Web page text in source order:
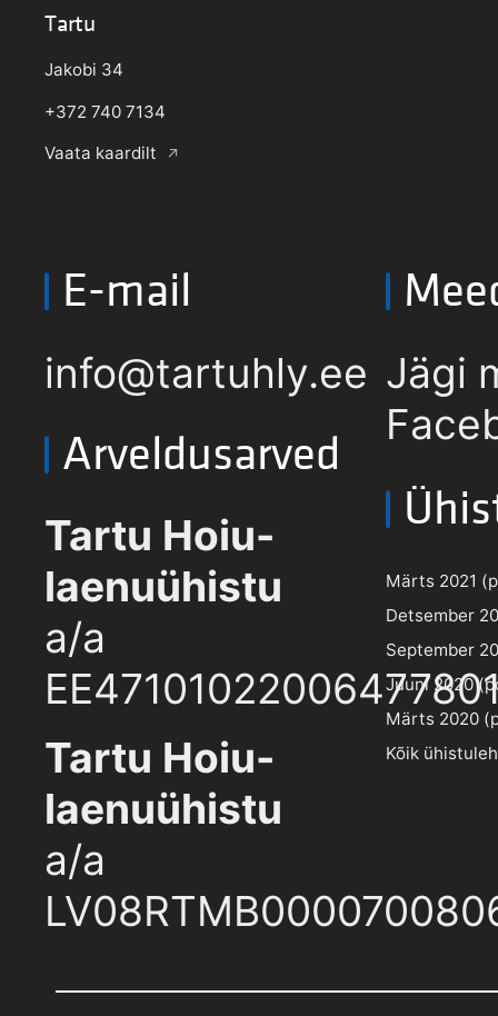
Tartu
Jakobi 34
+372 740 7134
Vaata kaardilt
E-mail
info@tartuhly.ee
Arveldusarved
Tartu Hoiu-
laenuühistu
a/a
Tartu Hoiu-
laenuühistu
a/a
Jägi
Märts 2021
Detsember
September
Juuni 2020
Märts 2020
Kõik